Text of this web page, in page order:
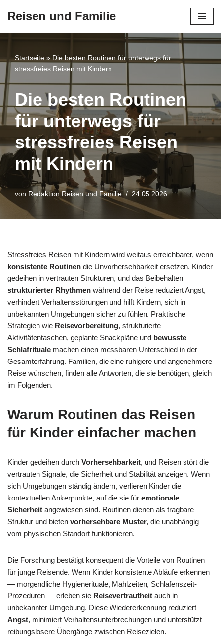
Reisen und Familie
Startseite » Die besten Routinen für unterwegs für
stressfreies Reisen mit Kindern
Die besten Routinen
für unterwegs für
stressfreies Reisen
mit Kindern
von Redaktion Reisen und Familie 24.05.2026
Stressfreies Reisen mit Kindern wird weitaus erreichbarer, wenn
konsistente Routinen die Unvorhersehbarkeit ersetzen. Kinder
gedeihen in vertrauten Strukturen, und das Beibehalten
strukturierter Rhythmen während der Reise reduziert Angst,
verhindert Verhaltensstörungen und hilft Kindern, sich in
unbekannten Umgebungen sicher zu fühlen. Praktische
Strategien wie Reisevorbereitung, strukturierte
Aktivitätentaschen, geplante Snackpläne und bewusste
Schlafrituale machen einen messbaren Unterschied in der
Gesamterfahrung. Familien, die eine ruhigere und angenehmere
Reise wünschen, finden alle Antworten, die sie benötigen, gleich
im Folgenden.
Warum Routinen das Reisen
für Kinder einfacher machen
Kinder gedeihen durch Vorhersehbarkeit, und Reisen stört die
vertrauten Signale, die Sicherheit und Stabilität anzeigen. Wenn
sich Umgebungen ständig ändern, verlieren Kinder die
kontextuellen Ankerpunkte, auf die sie für emotionale
Sicherheit angewiesen sind. Routinen dienen als tragbare
Struktur und bieten vorhersehbare Muster, die unabhängig
vom physischen Standort funktionieren.
Die Forschung bestätigt konsequent die Vorteile von Routinen
für junge Reisende. Wenn Kinder konsistente Abläufe erkennen
— morgendliche Hygienerituale, Mahlzeiten, Schlafenszeit-
Prozeduren — erleben sie Reisevertrautheit auch in
unbekannter Umgebung. Diese Wiedererkennung reduziert
Angst, minimiert Verhaltensunterbrechungen und unterstützt
reibungslosere Übergänge zwischen Reisezielen.